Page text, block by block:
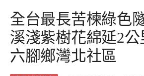
全台最長苦楝綠色
溪淺紫樹花綿延2
六腳鄉灣北社區